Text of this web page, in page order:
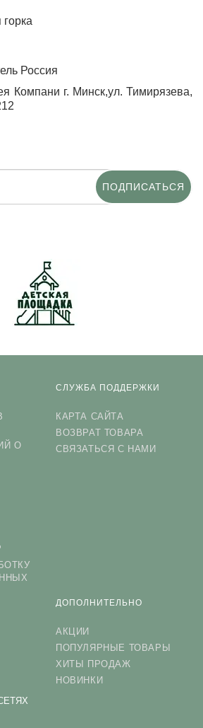
Россия
Компани г. Минск,ул. Тимирязева,
ПОДПИСАТЬСЯ
О
СЛУЖБА ПОДДЕРЖКИ
КАРТА САЙТА
ВОЗВРАТ ТОВАРА
СВЯЗАТЬСЯ С НАМИ
ДОПОЛНИТЕЛЬНО
АКЦИИ
ПОПУЛЯРНЫЕ ТОВАРЫ
ХИТЫ ПРОДАЖ
НОВИНКИ